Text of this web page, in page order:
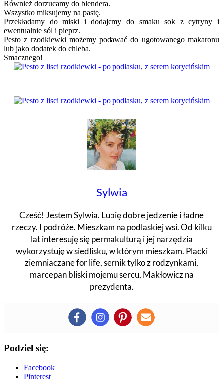
Również dorzucamy do blendera.
Wszystko miksujemy na pastę.
Przekładamy do miski i dodajemy do smaku sok z cytryny i
ewentualnie sól i pieprz.
Pesto z rzodkiewki możemy podawać do ugotowanego makaronu
lub jako dodatek do chleba.
Smacznego!
Sylwia
Cześć! Jestem Sylwia. Lubię dobre jedzenie i ładne
rzeczy. I podróże. Mieszkam na podlaskiej wsi. Od kilku
lat interesuję się permakulturą i jej narzędzia
wykorzystuję w siedlisku, w którym mieszkam. Placki
ziemniaczane for life, sernik tylko z rodzynkami,
marcepan bliski mojemu sercu, Makłowicz na
prezydenta.
Podziel się:
Facebook
Pinterest